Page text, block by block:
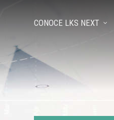
CONOCE LKS NEXT